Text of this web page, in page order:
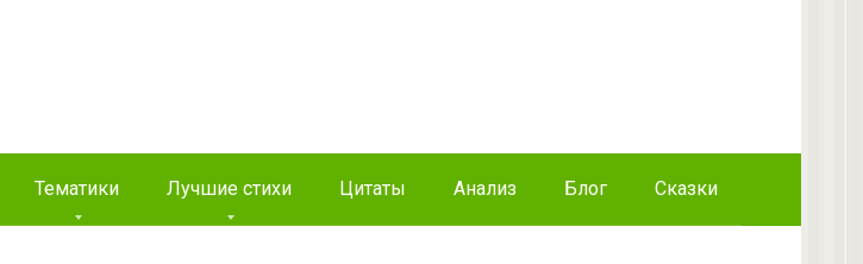
Тематики Лучшие стихи Цитаты Анализ Блог Сказки